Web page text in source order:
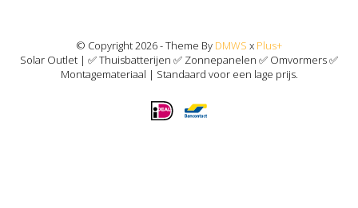
© Copyright 2026 - Theme By DMWS x Plus+
Solar Outlet | ✅ Thuisbatterijen ✅ Zonnepanelen ✅ Omvormers ✅
Montagemateriaal | Standaard voor een lage prijs.